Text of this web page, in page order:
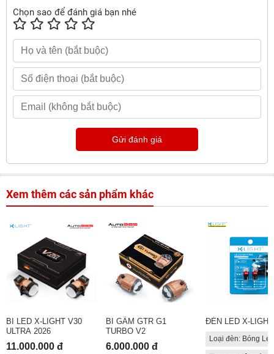
Chọn sao để đánh giá bạn nhé
Gửi đánh giá
Xem thêm các sản phẩm khác
BI LED X-LIGHT V30
ULTRA 2026
11.000.000 đ
BI GẦM GTR G1
TURBO V2
6.000.000 đ
ĐÈN LED X-
Loại đèn: Bóng Led